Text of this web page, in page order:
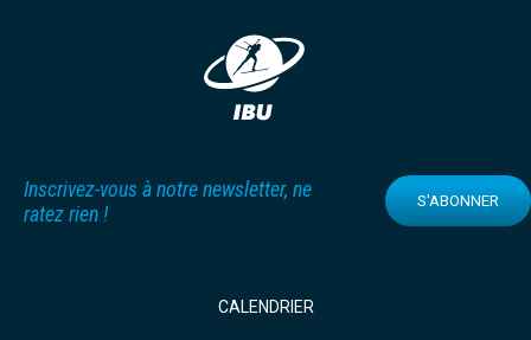
Inscrivez-vous à notre newsletter, ne
ratez rien !
S'ABONNER
CALENDRIER